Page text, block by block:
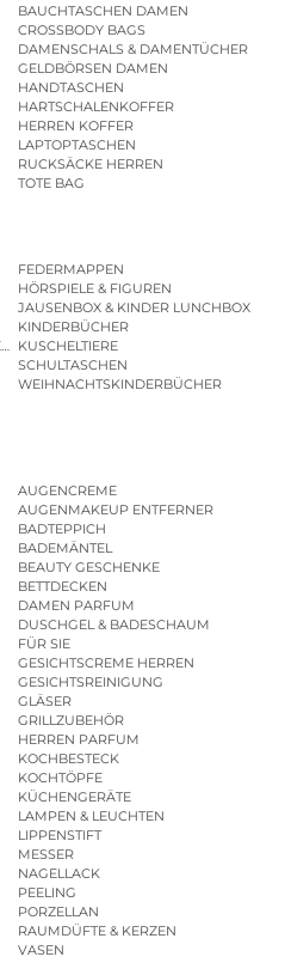
BAUCHTASCHEN DAMEN
CROSSBODY BAGS
DAMENSCHALS & DAMENTÜCHER
GELDBÖRSEN DAMEN
HANDTASCHEN
HARTSCHALENKOFFER
HERREN KOFFER
LAPTOPTASCHEN
RUCKSÄCKE HERREN
TOTE BAG
FEDERMAPPEN
HÖRSPIELE & FIGUREN
JAUSENBOX & KINDER LUNCHBOX
KINDERBÜCHER
| KINDERGARTENBEUTEL
KUSCHELTIERE
SCHULTASCHEN
WEIHNACHTSKINDERBÜCHER
AUGENCREME
AUGENMAKEUP ENTFERNER
BADTEPPICH
BADEMÄNTEL
BEAUTY GESCHENKE
BETTDECKEN
DAMEN PARFUM
DUSCHGEL & BADESCHAUM
FÜR SIE
GESICHTSCREME HERREN
GESICHTSREINIGUNG
GLÄSER
GRILLZUBEHÖR
HERREN PARFUM
KOCHBESTECK
KOCHTÖPFE
KÜCHENGERÄTE
LAMPEN & LEUCHTEN
LIPPENSTIFT
MESSER
NAGELLACK
PEELING
PORZELLAN
RAUMDÜFTE & KERZEN
VASEN